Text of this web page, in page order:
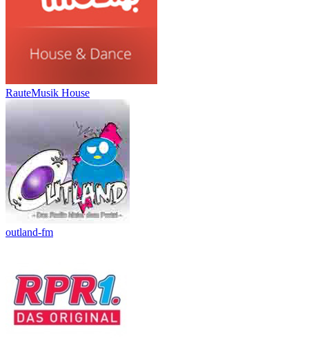
RauteMusik House
outland-fm